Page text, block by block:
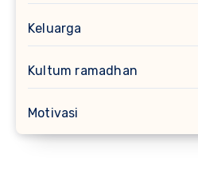
Keluarga
Kultum ramadhan
Motivasi